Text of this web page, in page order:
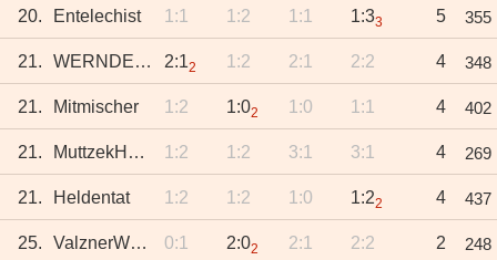
20. Entelechist 1:1 1:2 1:1 1:33 5 355
21. WERNDERISTI 2:12 1:2 2:1 2:2 4 348
21. Mitmischer 1:2 1:02 1:0 1:1 4 402
21. MuttzekHorst 1:2 1:2 3:1 3:1 4 269
21. Heldentat 1:2 1:2 1:0 1:22 4 437
25. ValznerWeiher 0:1 2:02 2:1 2:2 2 248